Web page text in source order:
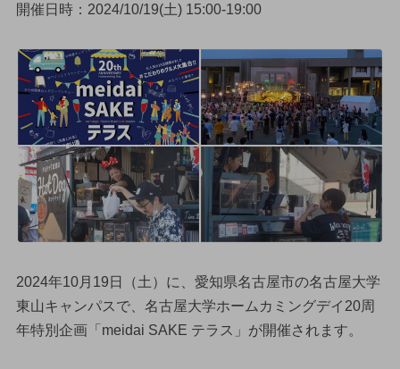
開催日時：2024/10/19(土) 15:00-19:00
2024年10月19日（土）に、愛知県名古屋市の名古屋大学
東山キャンパスで、名古屋大学ホームカミングデイ20周
年特別企画「meidai SAKE テラス」が開催されます。